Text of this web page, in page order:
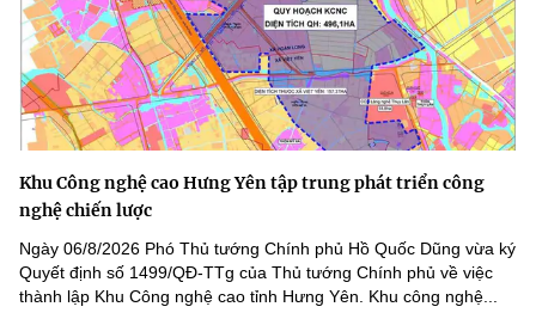
Khu Công nghệ cao Hưng Yên tập trung phát triển công
nghệ chiến lược
Ngày 06/8/2026 Phó Thủ tướng Chính phủ Hồ Quốc Dũng vừa ký
Quyết định số 1499/QĐ-TTg của Thủ tướng Chính phủ về việc
thành lập Khu Công nghệ cao tỉnh Hưng Yên. Khu công nghệ...